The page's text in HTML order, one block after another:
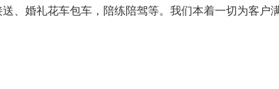
、婚礼花车包车，陪练陪驾等。我们本着一切为客户